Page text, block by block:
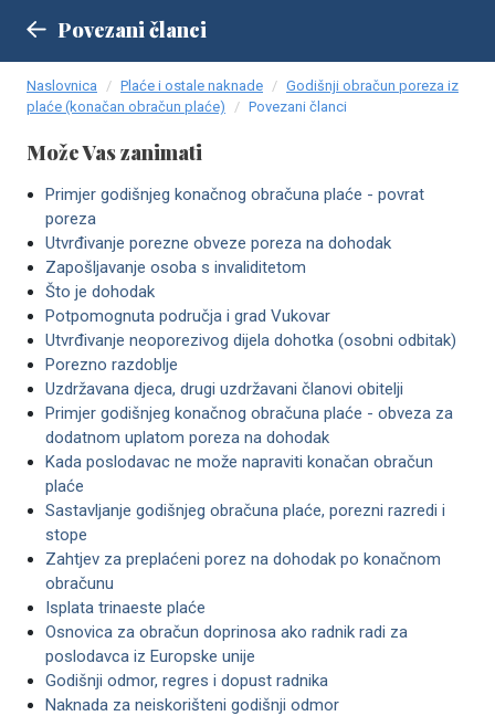
Naslovnica Plaće i ostale naknade
Godišnji obračun poreza iz
plaće (konačan obračun plaće)
Povezani članci
Povezani članci
Može Vas zanimati
Primjer godišnjeg konačnog obračuna plaće - povrat
poreza
Utvrđivanje porezne obveze poreza na dohodak
Zapošljavanje osoba s invaliditetom
Što je dohodak
Potpomognuta područja i grad Vukovar
Utvrđivanje neoporezivog dijela dohotka (osobni odbitak)
Porezno razdoblje
Uzdržavana djeca, drugi uzdržavani članovi obitelji
Primjer godišnjeg konačnog obračuna plaće - obveza za
dodatnom uplatom poreza na dohodak
Kada poslodavac ne može napraviti konačan obračun
plaće
Sastavljanje godišnjeg obračuna plaće, porezni razredi i
stope
Zahtjev za preplaćeni porez na dohodak po konačnom
obračunu
Isplata trinaeste plaće
Osnovica za obračun doprinosa ako radnik radi za
poslodavca iz Europske unije
Godišnji odmor, regres i dopust radnika
Naknada za neiskorišteni godišnji odmor